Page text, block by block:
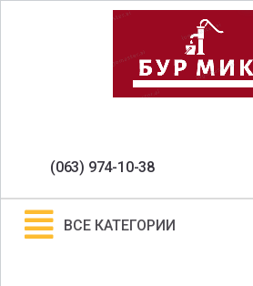
(063) 974-10-38
ВСЕ КАТЕГОРИИ